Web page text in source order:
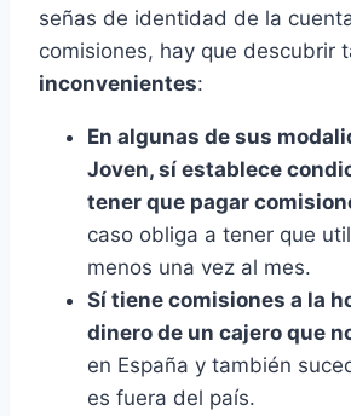
señas de identidad de la
comisiones, hay que descubrir
inconvenientes:
En algunas de sus
Joven, sí establece
tener que pagar
caso obliga a tener que
menos una vez al mes.
Sí tiene comisiones a la
dinero de un cajero que
en España y también
es fuera del país.